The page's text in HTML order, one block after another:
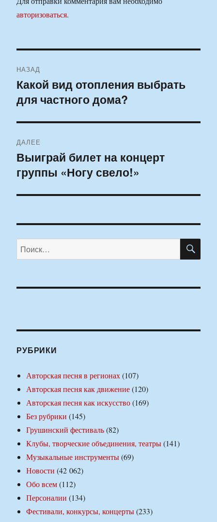
авторизоваться.
по
записям
НАЗАД
Предыдущая
запись:
Какой вид отопления выбрать
для частного дома?
ДАЛЕЕ
Следующая
запись:
Выиграй билет на концерт
группы «Ногу свело!»
Искать:
РУБРИКИ
Авторская песня в регионах(107)
Авторская песня как движение(120)
Авторская песня как искусство(169)
Без рубрики (145)
Грушинский фестиваль(82)
Клубы, творческие объединения, театры(141)
Музыкальные инструменты(69)
Новости (42 062)
Обо всем(112)
Персоналии (134)
Фестивали, конкурсы, концерты(233)